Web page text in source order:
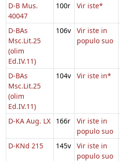
D-B Mus.
40047
100r Vir iste*
D-BAs
Msc.Lit.25
(olim
Ed.IV.11)
106v
Vir iste in
populo suo
D-BAs
Msc.Lit.25
(olim
Ed.IV.11)
104v Vir iste in*
D-KA Aug. LX 166r
Vir iste in
populo suo
D-KNd 215 145v
Vir iste in
populo suo